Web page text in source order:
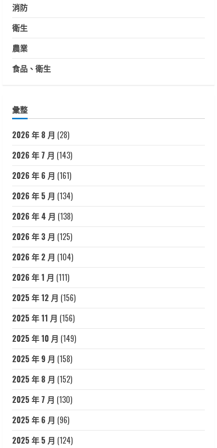
消防
衛生
農業
食品、衛生
彙整
2026 年 8 月 (28)
2026 年 7 月 (143)
2026 年 6 月 (161)
2026 年 5 月 (134)
2026 年 4 月 (138)
2026 年 3 月 (125)
2026 年 2 月 (104)
2026 年 1 月 (111)
2025 年 12 月 (156)
2025 年 11 月 (156)
2025 年 10 月 (149)
2025 年 9 月 (158)
2025 年 8 月 (152)
2025 年 7 月 (130)
2025 年 6 月 (96)
2025 年 5 月 (124)